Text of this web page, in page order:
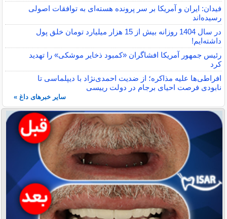
فیدان: ایران و آمریکا بر سر پرونده هسته‌ای به توافقات اصولی
رسیده‌اند
در سال 1404 روزانه بیش از 15 هزار میلیارد تومان خلق پول
داشته‌ایم!
رئیس جمهور آمریکا افشاگران «کمبود ذخایر موشکی» را تهدید
کرد
افراطی‌ها علیه مذاکره؛ از ضدیت احمدی‌نژاد با دیپلماسی تا
نابودی فرصت احیای برجام در دولت رییسی
سایر خبرهای داغ »